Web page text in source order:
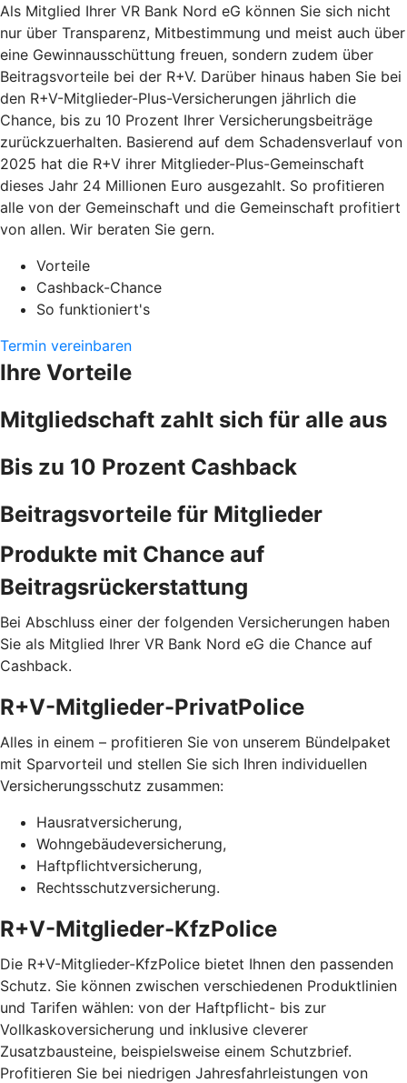
Als Mitglied Ihrer VR Bank Nord eG können Sie sich nicht
nur über Transparenz, Mitbestimmung und meist auch über
eine Gewinnausschüttung freuen, sondern zudem über
Beitragsvorteile bei der R+V. Darüber hinaus haben Sie bei
den R+V-Mitglieder-Plus-Versicherungen jährlich die
Chance, bis zu 10 Prozent Ihrer Versicherungsbeiträge
zurückzuerhalten. Basierend auf dem Schadensverlauf von
2025 hat die R+V ihrer Mitglieder-Plus-Gemeinschaft
dieses Jahr 24 Millionen Euro ausgezahlt. So profitieren
alle von der Gemeinschaft und die Gemeinschaft profitiert
von allen. Wir beraten Sie gern.
Vorteile
Cashback-Chance
So funktioniert's
Termin vereinbaren
Ihre Vorteile
Mitgliedschaft zahlt sich für alle aus
Bis zu 10 Prozent Cashback
Beitragsvorteile für Mitglieder
Produkte mit Chance auf
Beitragsrückerstattung
Bei Abschluss einer der folgenden Versicherungen haben
Sie als Mitglied Ihrer VR Bank Nord eG die Chance auf
Cashback.
R+V-Mitglieder-PrivatPolice
Alles in einem – profitieren Sie von unserem Bündelpaket
mit Sparvorteil und stellen Sie sich Ihren individuellen
Versicherungsschutz zusammen:
Hausratversicherung,
Wohngebäudeversicherung,
Haftpflichtversicherung,
Rechtsschutzversicherung.
R+V-Mitglieder-KfzPolice
Die R+V-Mitglieder-KfzPolice bietet Ihnen den passenden
Schutz. Sie können zwischen verschiedenen Produktlinien
und Tarifen wählen: von der Haftpflicht- bis zur
Vollkaskoversicherung und inklusive cleverer
Zusatzbausteine, beispielsweise einem Schutzbrief.
Profitieren Sie bei niedrigen Jahresfahrleistungen von